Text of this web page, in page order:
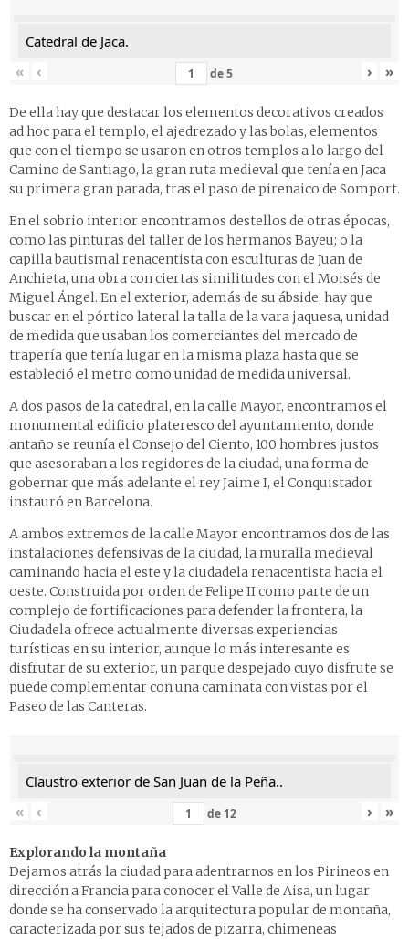
Catedral de Jaca.
«
‹ de5 › »
De ella hay que destacar los elementos decorativos creados
ad hoc para el templo, el ajedrezado y las bolas, elementos
que con el tiempo se usaron en otros templos a lo largo del
Camino de Santiago, la gran ruta medieval que tenía en Jaca
su primera gran parada, tras el paso de pirenaico de Somport.
En el sobrio interior encontramos destellos de otras épocas,
como las pinturas del taller de los hermanos Bayeu; o la
capilla bautismal renacentista con esculturas de Juan de
Anchieta, una obra con ciertas similitudes con el Moisés de
Miguel Ángel. En el exterior, además de su ábside, hay que
buscar en el pórtico lateral la talla de la vara jaquesa, unidad
de medida que usaban los comerciantes del mercado de
trapería que tenía lugar en la misma plaza hasta que se
estableció el metro como unidad de medida universal.
A dos pasos de la catedral, en la calle Mayor, encontramos el
monumental edificio plateresco del ayuntamiento, donde
antaño se reunía el Consejo del Ciento, 100 hombres justos
que asesoraban a los regidores de la ciudad, una forma de
gobernar que más adelante el rey Jaime I, el Conquistador
instauró en Barcelona.
A ambos extremos de la calle Mayor encontramos dos de las
instalaciones defensivas de la ciudad, la muralla medieval
caminando hacia el este y la ciudadela renacentista hacia el
oeste. Construida por orden de Felipe II como parte de un
complejo de fortificaciones para defender la frontera, la
Ciudadela ofrece actualmente diversas experiencias
turísticas en su interior, aunque lo más interesante es
disfrutar de su exterior, un parque despejado cuyo disfrute se
puede complementar con una caminata con vistas por el
Paseo de las Canteras.
Claustro exterior de San Juan de la Peña..
«
‹ de 12 › »
Explorando la montaña
Dejamos atrás la ciudad para adentrarnos en los Pirineos en
dirección a Francia para conocer elValle de Aisa, un lugar
donde se ha conservado la arquitectura popular de montaña,
caracterizada por sus tejados de pizarra, chimeneas